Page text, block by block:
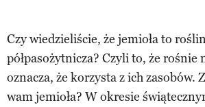
Czy wiedzieliście, że jemioła to
półpasożytnicza? Czyli to, że rośnie
oznacza, że korzysta z ich zasobów.
wam jemioła? W okresie